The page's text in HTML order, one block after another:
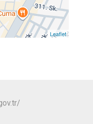
Leaflet